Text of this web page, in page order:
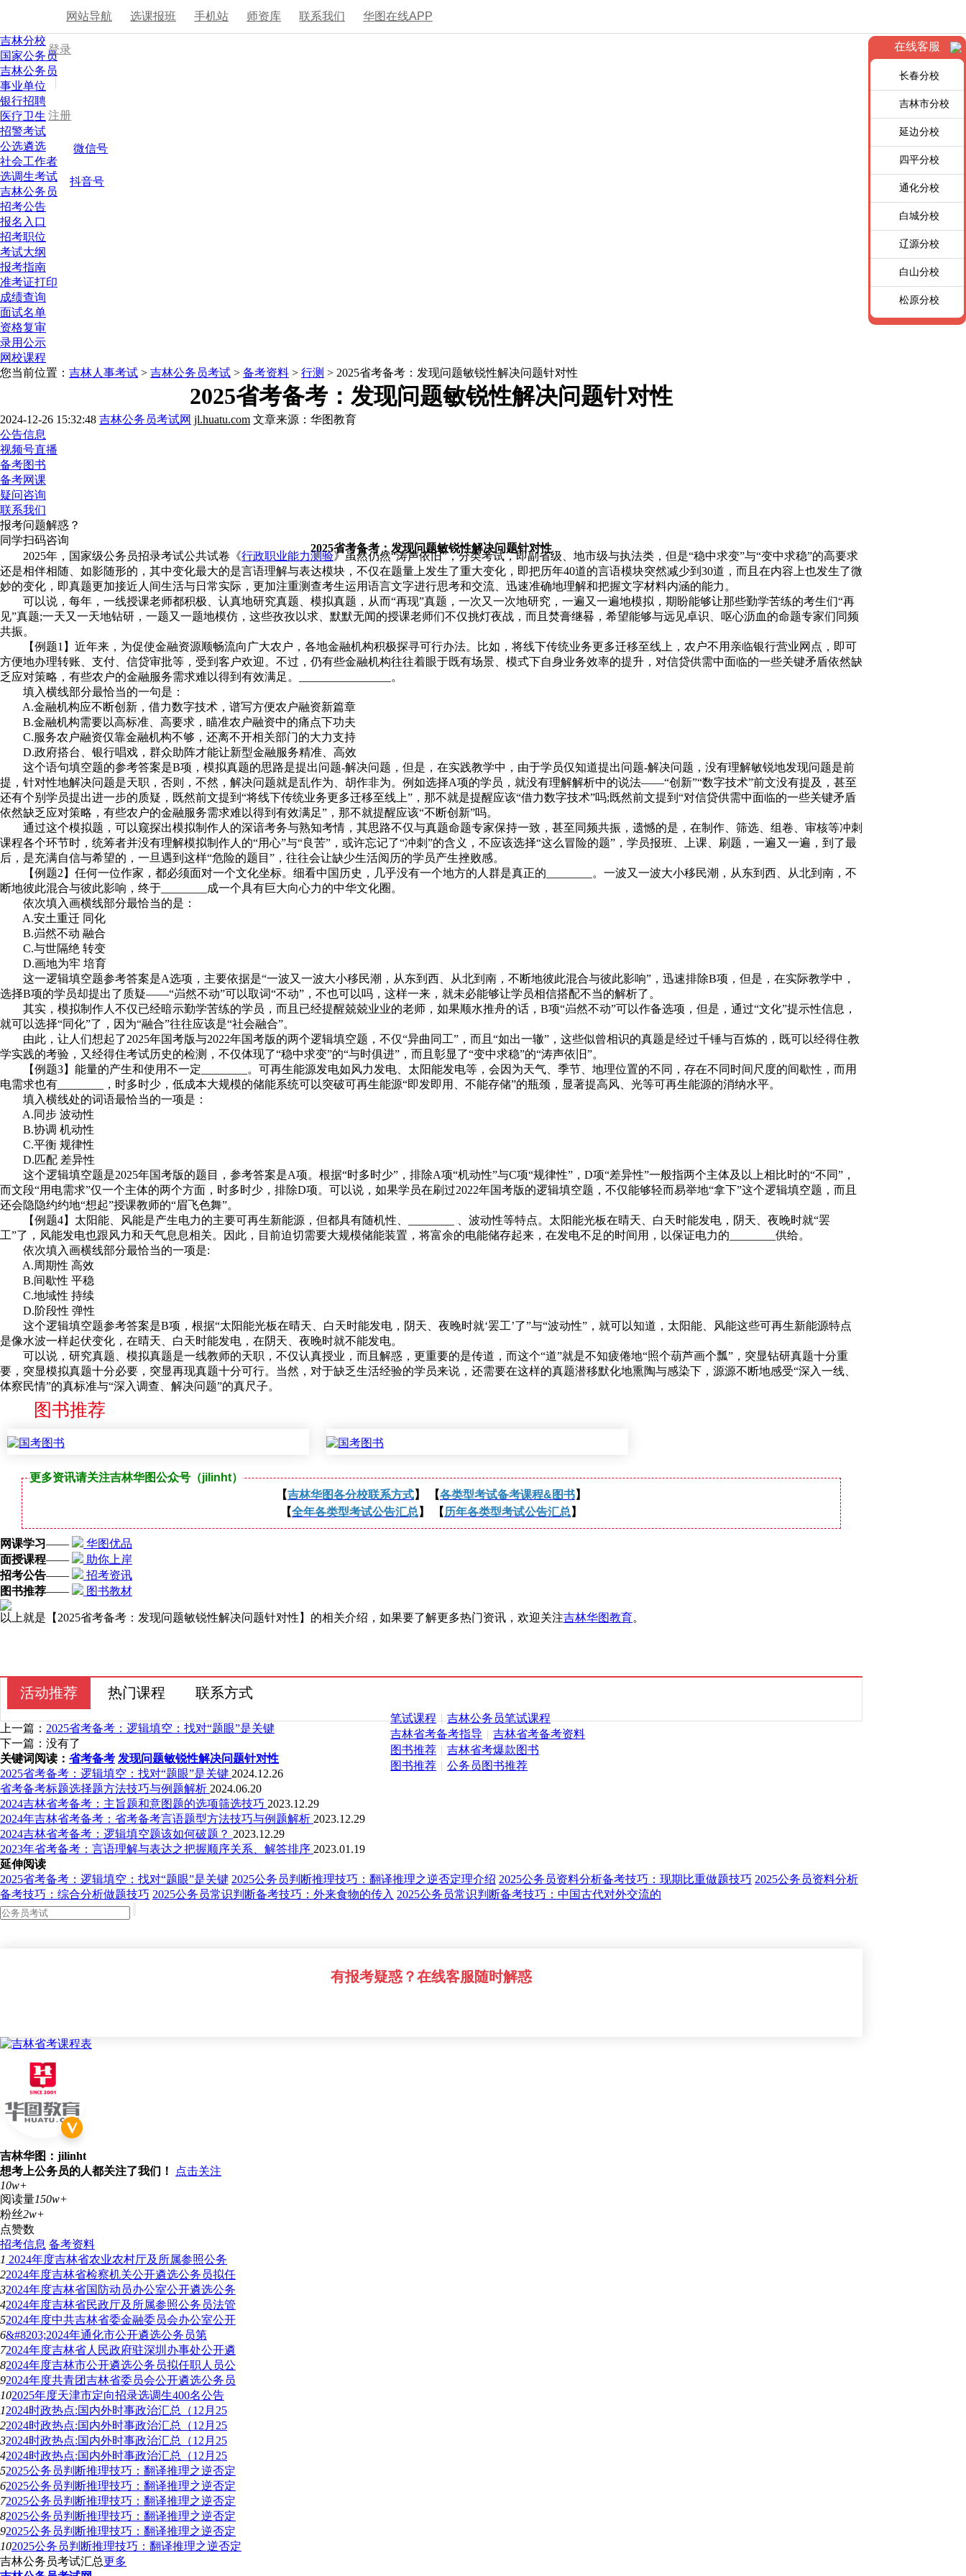
网站导航 选课报班 手机站 师资库 联系我们 华图在线APP
登录
|
注册
微信号
抖音号
吉林分校
国家公务员
吉林公务员
事业单位
银行招聘
医疗卫生
招警考试
公选遴选
社会工作者
选调生考试
吉林公务员
招考公告
报名入口
招考职位
考试大纲
报考指南
准考证打印
成绩查询
面试名单
资格复审
录用公示
网校课程
您当前位置： 吉林人事考试 > 吉林公务员考试 > 备考资料 > 行测 > 2025省考备考：发现问题敏锐性解决问题针对性
2025省考备考：发现问题敏锐性解决问题针对性
2024-12-26 15:32:48 吉林公务员考试网 jl.huatu.com 文章来源：华图教育
公告信息
视频号直播
备考图书
备考网课
疑问咨询
联系我们
报考问题解惑？
同学扫码咨询
2025省考备考：发现问题敏锐性解决问题针对性
2025年，国家级公务员招录考试公共试卷《行政职业能力测验》虽然仍然“涛声依旧”，分类考试，即副省级、地市级与执法类，但是“稳中求变”与“变中求稳”的高要求
还是相伴相随、如影随形的，其中变化最大的是言语理解与表达模块，不仅在题量上发生了重大变化，即把历年40道的言语模块突然减少到30道，而且在内容上也发生了微
妙的变化，即真题更加接近人间生活与日常实际，更加注重测查考生运用语言文字进行思考和交流、迅速准确地理解和把握文字材料内涵的能力。
可以说，每年，一线授课老师都积极、认真地研究真题、模拟真题，从而“再现”真题，一次又一次地研究，一遍又一遍地模拟，期盼能够让那些勤学苦练的考生们“再
见”真题;一天又一天地钻研，一题又一题地模仿，这些孜孜以求、默默无闻的授课老师们不仅挑灯夜战，而且焚膏继晷，希望能够与远见卓识、呕心沥血的命题专家们同频
共振。
【例题1】近年来，为促使金融资源顺畅流向广大农户，各地金融机构积极探寻可行办法。比如，将线下传统业务更多迁移至线上，农户不用亲临银行营业网点，即可
方便地办理转账、支付、信贷审批等，受到客户欢迎。不过，仍有些金融机构往往着眼于既有场景、模式下自身业务效率的提升，对信贷供需中面临的一些关键矛盾依然缺
乏应对策略，有些农户的金融服务需求难以得到有效满足。________________。
填入横线部分最恰当的一句是：
A.金融机构应不断创新，借力数字技术，谱写方便农户融资新篇章
B.金融机构需要以高标准、高要求，瞄准农户融资中的痛点下功夫
C.服务农户融资仅靠金融机构不够，还离不开相关部门的大力支持
D.政府搭台、银行唱戏，群众助阵才能让新型金融服务精准、高效
这个语句填空题的参考答案是B项，模拟真题的思路是提出问题-解决问题，但是，在实践教学中，由于学员仅知道提出问题-解决问题，没有理解敏锐地发现问题是前
提，针对性地解决问题是天职，否则，不然，解决问题就是乱作为、胡作非为。例如选择A项的学员，就没有理解解析中的说法——“创新”“数字技术”前文没有提及，甚至
还有个别学员提出进一步的质疑，既然前文提到“将线下传统业务更多迁移至线上”，那不就是提醒应该“借力数字技术”吗;既然前文提到“对信贷供需中面临的一些关键矛盾
依然缺乏应对策略，有些农户的金融服务需求难以得到有效满足”，那不就提醒应该“不断创新”吗。
通过这个模拟题，可以窥探出模拟制作人的深谙考务与熟知考情，其思路不仅与真题命题专家保持一致，甚至同频共振，遗憾的是，在制作、筛选、组卷、审核等冲刺
课程各个环节时，统筹者并没有理解模拟制作人的“用心”与“良苦”，或许忘记了“冲刺”的含义，不应该选择“这么冒险的题”，学员报班、上课、刷题，一遍又一遍，到了最
后，是充满自信与希望的，一旦遇到这样“危险的题目”，往往会让缺少生活阅历的学员产生挫败感。
【例题2】任何一位作家，都必须面对一个文化坐标。细看中国历史，几乎没有一个地方的人群是真正的________。一波又一波大小移民潮，从东到西、从北到南，不
断地彼此混合与彼此影响，终于________成一个具有巨大向心力的中华文化圈。
依次填入画横线部分最恰当的是：
A.安土重迁 同化
B.岿然不动 融合
C.与世隔绝 转变
D.画地为牢 培育
这一逻辑填空题参考答案是A选项，主要依据是“一波又一波大小移民潮，从东到西、从北到南，不断地彼此混合与彼此影响”，迅速排除B项，但是，在实际教学中，
选择B项的学员却提出了质疑——“岿然不动”可以取词“不动”，不也可以吗，这样一来，就未必能够让学员相信搭配不当的解析了。
其实，模拟制作人不仅已经暗示勤学苦练的学员，而且已经提醒兢兢业业的老师，如果顺水推舟的话，B项“岿然不动”可以作备选项，但是，通过“文化”提示性信息，
就可以选择“同化”了，因为“融合”往往应该是“社会融合”。
由此，让人们想起了2025年国考版与2022年国考版的两个逻辑填空题，不仅“异曲同工”，而且“如出一辙”，这些似曾相识的真题是经过千锤与百炼的，既可以经得住教
学实践的考验，又经得住考试历史的检测，不仅体现了“稳中求变”的“与时俱进”，而且彰显了“变中求稳”的“涛声依旧”。
【例题3】能量的产生和使用不一定________。可再生能源发电如风力发电、太阳能发电等，会因为天气、季节、地理位置的不同，存在不同时间尺度的间歇性，而用
电需求也有________，时多时少，低成本大规模的储能系统可以突破可再生能源“即发即用、不能存储”的瓶颈，显著提高风、光等可再生能源的消纳水平。
填入横线处的词语最恰当的一项是：
A.同步 波动性
B.协调 机动性
C.平衡 规律性
D.匹配 差异性
这个逻辑填空题是2025年国考版的题目，参考答案是A项。根据“时多时少”，排除A项“机动性”与C项“规律性”，D项“差异性”一般指两个主体及以上相比时的“不同”，
而文段“用电需求”仅一个主体的两个方面，时多时少，排除D项。可以说，如果学员在刷过2022年国考版的逻辑填空题，不仅能够轻而易举地“拿下”这个逻辑填空题，而且
还会隐隐约约地“想起”授课教师的“眉飞色舞”。
【例题4】太阳能、风能是产生电力的主要可再生新能源，但都具有随机性、________ 、波动性等特点。太阳能光板在晴天、白天时能发电，阴天、夜晚时就“罢
工”了，风能发电也跟风力和天气息息相关。因此，目前迫切需要大规模储能装置，将富余的电能储存起来，在发电不足的时间用，以保证电力的________供给。
依次填入画横线部分最恰当的一项是:
A.周期性 高效
B.间歇性 平稳
C.地域性 持续
D.阶段性 弹性
这个逻辑填空题参考答案是B项，根据“太阳能光板在晴天、白天时能发电，阴天、夜晚时就‘罢工’了”与“波动性”，就可以知道，太阳能、风能这些可再生新能源特点
是像水波一样起伏变化，在晴天、白天时能发电，在阴天、夜晚时就不能发电。
可以说，研究真题、模拟真题是一线教师的天职，不仅认真授业，而且解惑，更重要的是传道，而这个“道”就是不知疲倦地“照个葫芦画个瓢”，突显钻研真题十分重
要，突显模拟真题十分必要，突显再现真题十分可行。当然，对于缺乏生活经验的学员来说，还需要在这样的真题潜移默化地熏陶与感染下，源源不断地感受“深入一线、
体察民情”的真标准与“深入调查、解决问题”的真尺子。
图书推荐
更多资讯请关注吉林华图公众号（jilinht）
【吉林华图各分校联系方式】 【各类型考试备考课程&图书】
【全年各类型考试公告汇总 】 【 历年各类型考试公告汇总 】
网课学习——
华图优品
面授课程——
助你上岸
招考公告——
招考资讯
图书推荐—— 图书教材
以上就是【2025省考备考：发现问题敏锐性解决问题针对性】的相关介绍，如果要了解更多热门资讯，欢迎关注吉林华图教育。
活动推荐 热门课程 联系方式
笔试课程 | 吉林公务员笔试课程
吉林省考备考指导 | 吉林省考备考资料
图书推荐 | 吉林省考爆款图书
图书推荐 | 公务员图书推荐
上一篇： 2025省考备考：逻辑填空：找对“题眼”是关键
下一篇：没有了
关键词阅读： 省考备考 发现问题敏锐性解决问题针对性
2025省考备考：逻辑填空：找对“题眼”是关键 2024.12.26
省考备考标题选择题方法技巧与例题解析 2024.06.20
2024吉林省考备考：主旨题和意图题的选项筛选技巧 2023.12.29
2024年吉林省考备考：省考备考言语题型方法技巧与例题解析 2023.12.29
2024吉林省考备考：逻辑填空题该如何破题？ 2023.12.29
2023年省考备考：言语理解与表达之把握顺序关系、解答排序 2023.01.19
延伸阅读
2025省考备考：逻辑填空：找对“题眼”是关键 2025公务员判断推理技巧：翻译推理之逆否定理介绍 2025公务员资料分析备考技巧：现期比重做题技巧 2025公务员资料分析
备考技巧：综合分析做题技巧 2025公务员常识判断备考技巧：外来食物的传入 2025公务员常识判断备考技巧：中国古代对外交流的
有报考疑惑？在线客服随时解惑
吉林华图：jilinht
想考上公务员的人都关注了我们！
点击关注
10w+
阅读量150w+
粉丝2w+
点赞数
招考信息 备考资料
1 2024年度吉林省农业农村厅及所属参照公务
22024年度吉林省检察机关公开遴选公务员拟任
32024年度吉林省国防动员办公室公开遴选公务
42024年度吉林省民政厅及所属参照公务员法管
52024年度中共吉林省委金融委员会办公室公开
6&#8203;2024年通化市公开遴选公务员第
72024年度吉林省人民政府驻深圳办事处公开遴
82024年度吉林市公开遴选公务员拟任职人员公
92024年度共青团吉林省委员会公开遴选公务员
102025年度天津市定向招录选调生400名公告
12024时政热点:国内外时事政治汇总（12月25
22024时政热点:国内外时事政治汇总（12月25
32024时政热点:国内外时事政治汇总（12月25
42024时政热点:国内外时事政治汇总（12月25
52025公务员判断推理技巧：翻译推理之逆否定
62025公务员判断推理技巧：翻译推理之逆否定
72025公务员判断推理技巧：翻译推理之逆否定
82025公务员判断推理技巧：翻译推理之逆否定
92025公务员判断推理技巧：翻译推理之逆否定
102025公务员判断推理技巧：翻译推理之逆否定
吉林公务员考试汇总更多
在线客服
长春分校
吉林市分校
延边分校
四平分校
通化分校
白城分校
辽源分校
白山分校
松原分校